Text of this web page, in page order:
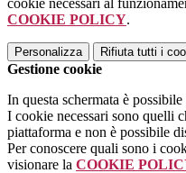
COOKIE POLICY.
Personalizza Rifiuta tutti i
Gestione cookie
In questa schermata è
I cookie necessari sono quelli
piattaforma e non è possibile
Per conoscere quali sono i
visionare la COOKIE